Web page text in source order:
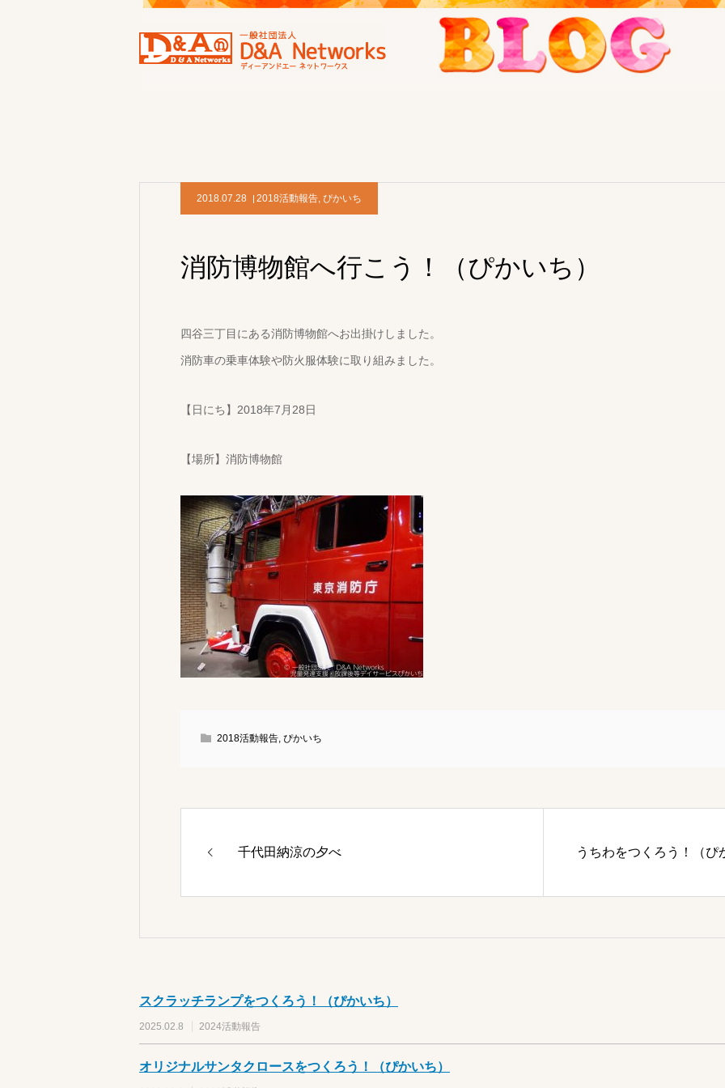
2018.07.28 2018活動報告, ぴかいち
消防博物館へ行こう！（ぴかいち）
四谷三丁目にある消防博物館へお出掛けしました。
消防車の乗車体験や防火服体験に取り組みました。
【日にち】2018年7月28日
【場所】消防博物館
2018活動報告, ぴかいち
千代田納涼の夕べ うちわをつくろう！（ぴ
スクラッチランプをつくろう！（ぴかいち）
2025.02.8 2024活動報告
オリジナルサンタクロースをつくろう！（ぴかいち）